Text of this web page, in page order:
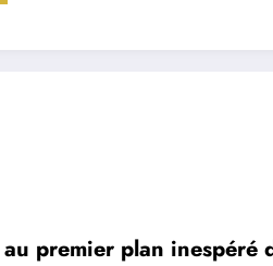
premier plan inespéré